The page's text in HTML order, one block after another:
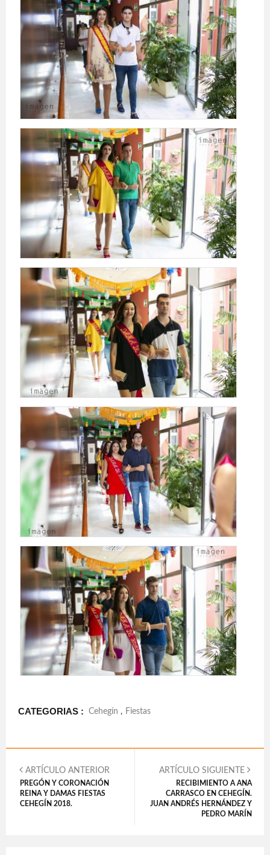
CATEGORIAS : Cehegín , Fiestas
ARTÍCULO ANTERIOR
PREGÓN Y CORONACIÓN
REINA Y DAMAS FIESTAS
CEHEGÍN 2018.
ARTÍCULO SIGUIENTE
RECIBIMIENTO A ANA
CARRASCO EN CEHEGÍN.
JUAN ANDRÉS HERNÁNDEZ Y
PEDRO MARÍN